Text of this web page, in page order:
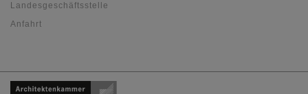
Landesgeschäftsstelle
Anfahrt